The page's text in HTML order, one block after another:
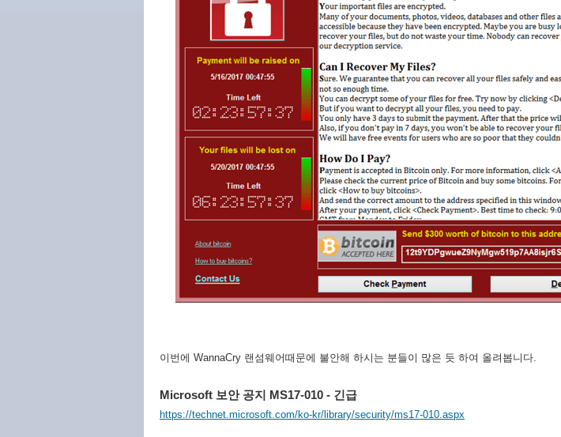
이번에 WannaCry 랜섬웨어때문에 불안해 하시는 분들이 많은 듯 하여 올려봅니다.
Microsoft 보안 공지 MS17-010 - 긴급
https://technet.microsoft.com/ko-kr/library/security/ms17-010.aspx